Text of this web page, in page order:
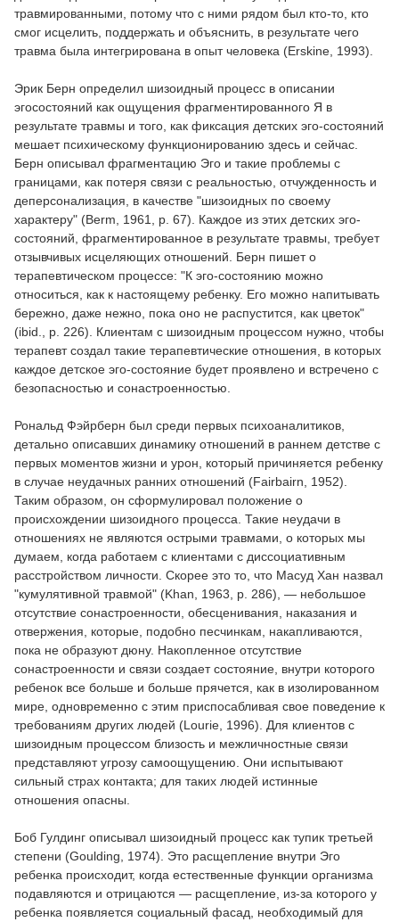
травмированными, потому что с ними рядом был кто-то, кто
смог исцелить, поддержать и объяснить, в результате чего
травма была интегрирована в опыт человека (Erskine, 1993).
Эрик Берн определил шизоидный процесс в описании
эгосостояний как ощущения фрагментированного Я в
результате травмы и того, как фиксация детских эго-состояний
мешает психическому функционированию здесь и сейчас.
Берн описывал фрагментацию Эго и такие проблемы с
границами, как потеря связи с реальностью, отчужденность и
деперсонализация, в качестве "шизоидных по своему
характеру" (Berm, 1961, p. 67). Каждое из этих детских эго-
состояний, фрагментированное в результате травмы, требует
отзывчивых исцеляющих отношений. Берн пишет о
терапевтическом процессе: "К эго-состоянию можно
относиться, как к настоящему ребенку. Его можно напитывать
бережно, даже нежно, пока оно не распустится, как цветок"
(ibid., р. 226). Клиентам с шизоидным процессом нужно, чтобы
терапевт создал такие терапевтические отношения, в которых
каждое детское эго-состояние будет проявлено и встречено с
безопасностью и сонастроенностью.
Рональд Фэйрберн был среди первых психоаналитиков,
детально описавших динамику отношений в раннем детстве с
первых моментов жизни и урон, который причиняется ребенку
в случае неудачных ранних отношений (Fairbairn, 1952).
Таким образом, он сформулировал положение о
происхождении шизоидного процесса. Такие неудачи в
отношениях не являются острыми травмами, о которых мы
думаем, когда работаем с клиентами с диссоциативным
расстройством личности. Скорее это то, что Масуд Хан назвал
"кумулятивной травмой" (Khan, 1963, р. 286), — небольшое
отсутствие сонастроенности, обесценивания, наказания и
отвержения, которые, подобно песчинкам, накапливаются,
пока не образуют дюну. Накопленное отсутствие
сонастроенности и связи создает состояние, внутри которого
ребенок все больше и больше прячется, как в изолированном
мире, одновременно с этим приспосабливая свое поведение к
требованиям других людей (Lourie, 1996). Для клиентов с
шизоидным процессом близость и межличностные связи
представляют угрозу самоощущению. Они испытывают
сильный страх контакта; для таких людей истинные
отношения опасны.
Боб Гулдинг описывал шизоидный процесс как тупик третьей
степени (Goulding, 1974). Это расщепление внутри Эго
ребенка происходит, когда естественные функции организма
подавляются и отрицаются — расщепление, из-за которого у
ребенка появляется социальный фасад, необходимый для